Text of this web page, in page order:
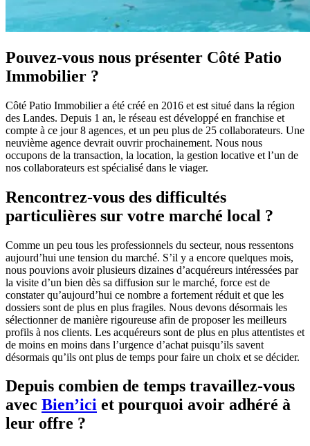
Pouvez-vous nous présenter Côté Patio
Immobilier ?
Côté Patio Immobilier a été créé en 2016 et est situé dans la région
des Landes. Depuis 1 an, le réseau est développé en franchise et
compte à ce jour 8 agences, et un peu plus de 25 collaborateurs. Une
neuvième agence devrait ouvrir prochainement. Nous nous
occupons de la transaction, la location, la gestion locative et l’un de
nos collaborateurs est spécialisé dans le viager.
Rencontrez-vous des difficultés
particulières sur votre marché local ?
Comme un peu tous les professionnels du secteur, nous ressentons
aujourd’hui une tension du marché. S’il y a encore quelques mois,
nous pouvions avoir plusieurs dizaines d’acquéreurs intéressées par
la visite d’un bien dès sa diffusion sur le marché, force est de
constater qu’aujourd’hui ce nombre a fortement réduit et que les
dossiers sont de plus en plus fragiles. Nous devons désormais les
sélectionner de manière rigoureuse afin de proposer les meilleurs
profils à nos clients. Les acquéreurs sont de plus en plus attentistes et
de moins en moins dans l’urgence d’achat puisqu’ils savent
désormais qu’ils ont plus de temps pour faire un choix et se décider.
Depuis combien de temps travaillez-vous
avec Bien’ici et pourquoi avoir adhéré à
leur offre ?